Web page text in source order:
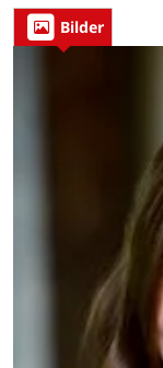
Bilder